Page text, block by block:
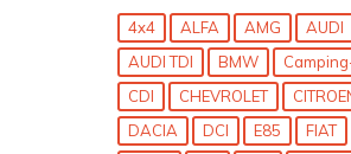
4x4 ALFA AMG
AUDI
AUDI TDI
BMW
CDI
CHEVROLET
DACIA
DCI E85
FIAT